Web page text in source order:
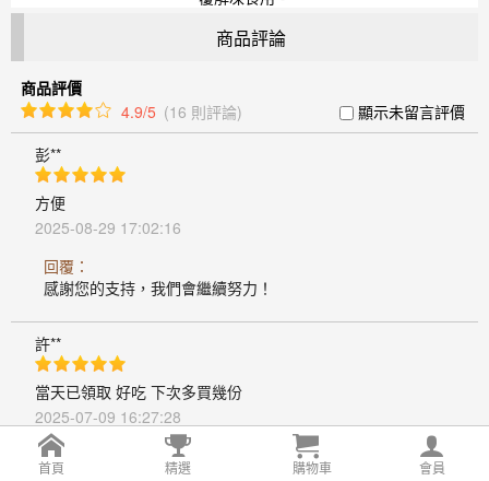
商品評論
商品評價
4.9/5 (16 則評論)
顯示未留言評價
彭**
方便
2025-08-29 17:02:16
回覆：
感謝您的支持，我們會繼續努力！
許**
當天已領取 好吃 下次多買幾份
2025-07-09 16:27:28
回覆：
感謝您的支持，我們會繼續努力！
首頁 精選 購物車 會員